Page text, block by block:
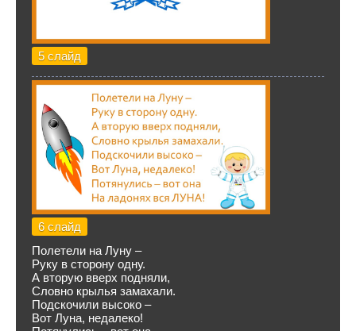
5 слайд
6 слайд
Полетели на Луну –
Руку в сторону одну.
А вторую вверх подняли,
Словно крылья замахали.
Подскочили высоко –
Вот Луна, недалеко!